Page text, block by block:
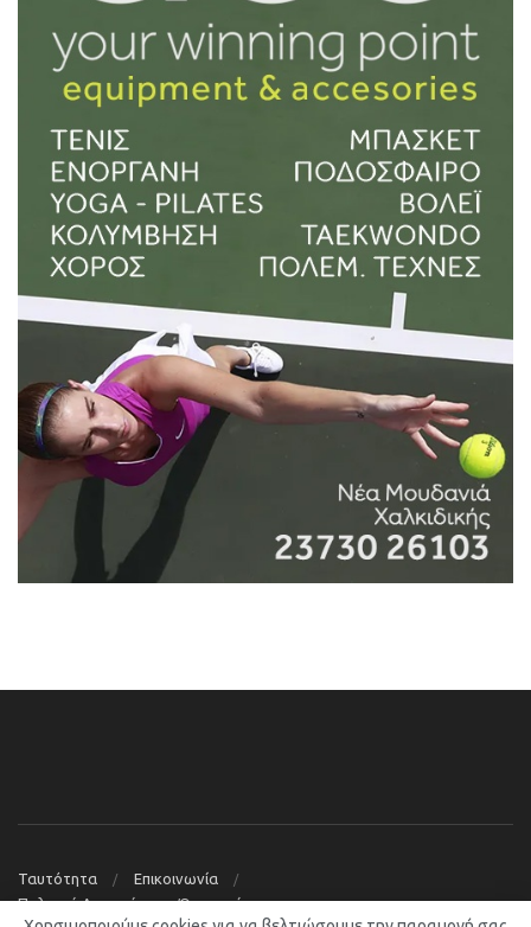
Ταυτότητα
Επικοινωνία
Πολιτική Απορρήτου – Όροι χρήσης